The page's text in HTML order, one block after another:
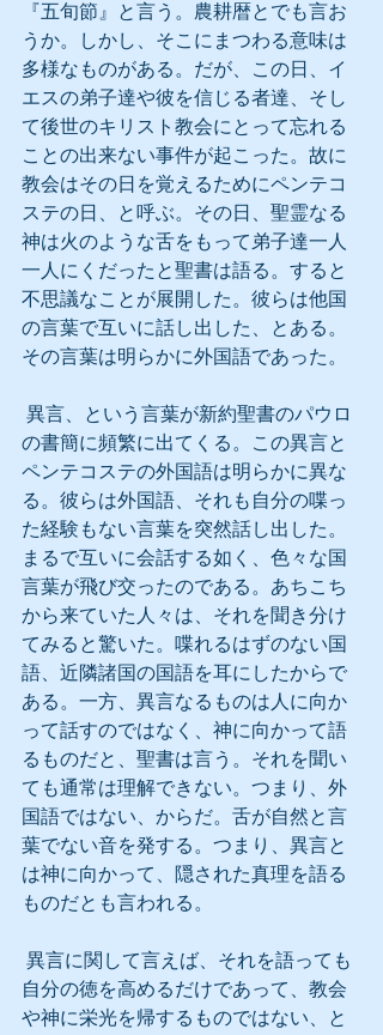
『五旬節』と言う。農耕暦とでも言お
うか。しかし、そこにまつわる意味は
多様なものがある。だが、この日、イ
エスの弟子達や彼を信じる者達、そし
て後世のキリスト教会にとって忘れる
ことの出来ない事件が起こった。故に
教会はその日を覚えるためにペンテコ
ステの日、と呼ぶ。その日、聖霊なる
神は火のような舌をもって弟子達一人
一人にくだったと聖書は語る。すると
不思議なことが展開した。彼らは他国
の言葉で互いに話し出した、とある。
その言葉は明らかに外国語であった。
の書簡に頻繁に出てくる。この異言と
ペンテコステの外国語は明らかに異な
る。彼らは外国語、それも自分の喋っ
た経験もない言葉を突然話し出した。
まるで互いに会話する如く、色々な国
言葉が飛び交ったのである。あちこち
から来ていた人々は、それを聞き分け
てみると驚いた。喋れるはずのない国
語、近隣諸国の国語を耳にしたからで
ある。一方、異言なるものは人に向か
って話すのではなく、神に向かって語
るものだと、聖書は言う。それを聞い
ても通常は理解できない。つまり、外
国語ではない、からだ。舌が自然と言
葉でない音を発する。つまり、異言と
は神に向かって、隠された真理を語る
ものだとも言われる。
自分の徳を高めるだけであって、教会
や神に栄光を帰するものではない、と